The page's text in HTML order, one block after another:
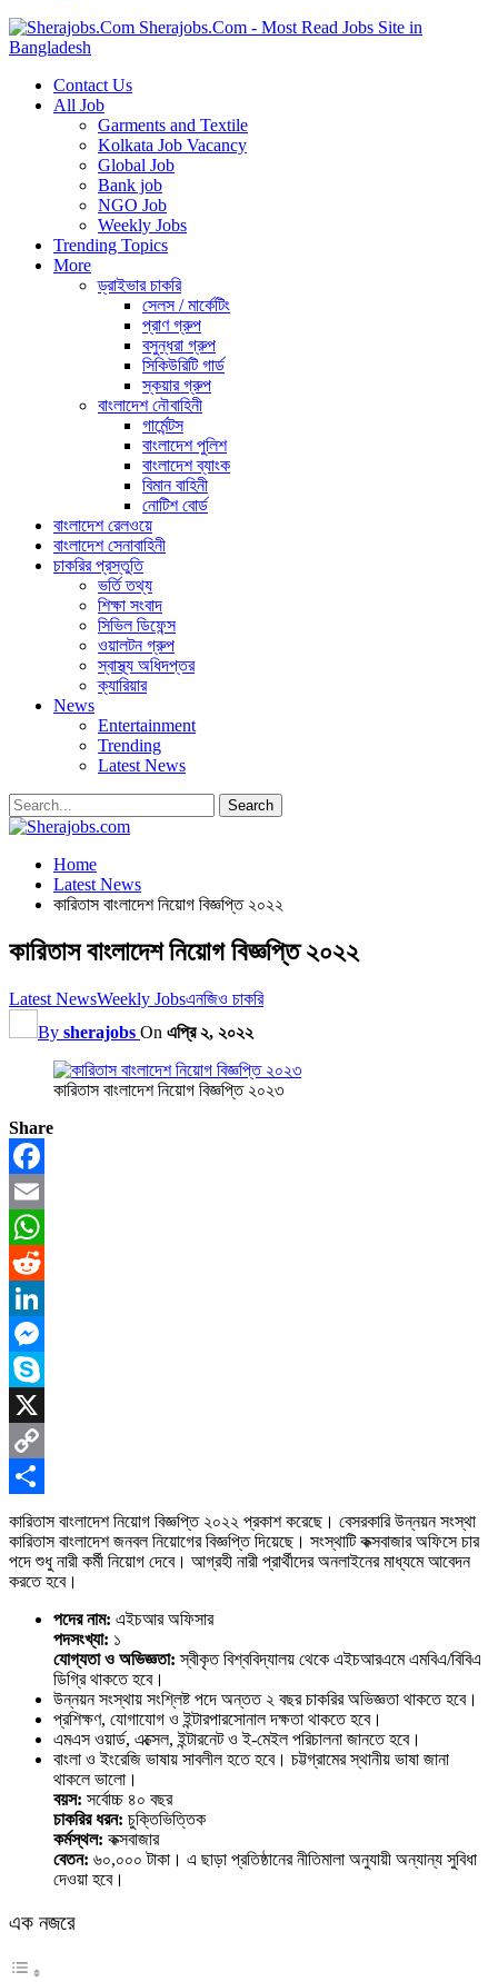
Sherajobs.Com - Most Read Jobs Site in
Bangladesh
Contact Us
All Job
Garments and Textile
Kolkata Job Vacancy
Global Job
Bank job
NGO Job
Weekly Jobs
Trending Topics
More
ড্রাইভার চাকরি
সেলস / মার্কেটিং
প্রাণ গ্রুপ
বসুন্ধরা গ্রুপ
সিকিউরিটি গার্ড
স্কয়ার গ্রুপ
বাংলাদেশ নৌবাহিনী
গার্মেন্টস
বাংলাদেশ পুলিশ
বাংলাদেশ ব্যাংক
বিমান বাহিনী
নোটিশ বোর্ড
বাংলাদেশ রেলওয়ে
বাংলাদেশ সেনাবাহিনী
চাকরির প্রস্তুতি
ভর্তি তথ্য
শিক্ষা সংবাদ
সিভিল ডিফেন্স
ওয়ালটন গ্রুপ
স্বাস্থ্য অধিদপ্তর
ক্যারিয়ার
News
Entertainment
Trending
Latest News
Home
Latest News
কারিতাস বাংলাদেশ নিয়োগ বিজ্ঞপ্তি ২০২২
কারিতাস বাংলাদেশ নিয়োগ বিজ্ঞপ্তি ২০২২
Latest NewsWeekly Jobsএনজিও চাকরি
By sherajobs On এপ্রি ২, ২০২২
কারিতাস বাংলাদেশ নিয়োগ বিজ্ঞপ্তি ২০২৩
Share
Facebook
Email
WhatsApp
Reddit
LinkedIn
Messenger
Skype
X
Copy
Link
Share
কারিতাস বাংলাদেশ নিয়োগ বিজ্ঞপ্তি ২০২২ প্রকাশ করেছে। বেসরকারি উন্নয়ন সংস্থা
কারিতাস বাংলাদেশ জনবল নিয়োগের বিজ্ঞপ্তি দিয়েছে। সংস্থাটি কক্সবাজার অফিসে চার
পদে শুধু নারী কর্মী নিয়োগ দেবে। আগ্রহী নারী প্রার্থীদের অনলাইনের মাধ্যমে আবেদন
করতে হবে।
পদের নাম: এইচআর অফিসার
পদসংখ্যা: ১
যোগ্যতা ও অভিজ্ঞতা:স্বীকৃত বিশ্ববিদ্যালয় থেকে এইচআরএমে এমবিএ/বিবিএ
ডিগ্রি থাকতে হবে।
উন্নয়ন সংস্থায় সংশ্লিষ্ট পদে অন্তত ২ বছর চাকরির অভিজ্ঞতা থাকতে হবে।
প্রশিক্ষণ, যোগাযোগ ও ইন্টারপারসোনাল দক্ষতা থাকতে হবে।
এমএস ওয়ার্ড, এক্সেল, ইন্টারনেট ও ই-মেইল পরিচালনা জানতে হবে।
বাংলা ও ইংরেজি ভাষায় সাবলীল হতে হবে। চট্টগ্রামের স্থানীয় ভাষা জানা
থাকলে ভালো।
বয়স: সর্বোচ্চ ৪০ বছর
চাকরির ধরন: চুক্তিভিত্তিক
কর্মস্থল: কক্সবাজার
বেতন: ৬০,০০০ টাকা। এ ছাড়া প্রতিষ্ঠানের নীতিমালা অনুযায়ী অন্যান্য সুবিধা
দেওয়া হবে।
এক নজরে